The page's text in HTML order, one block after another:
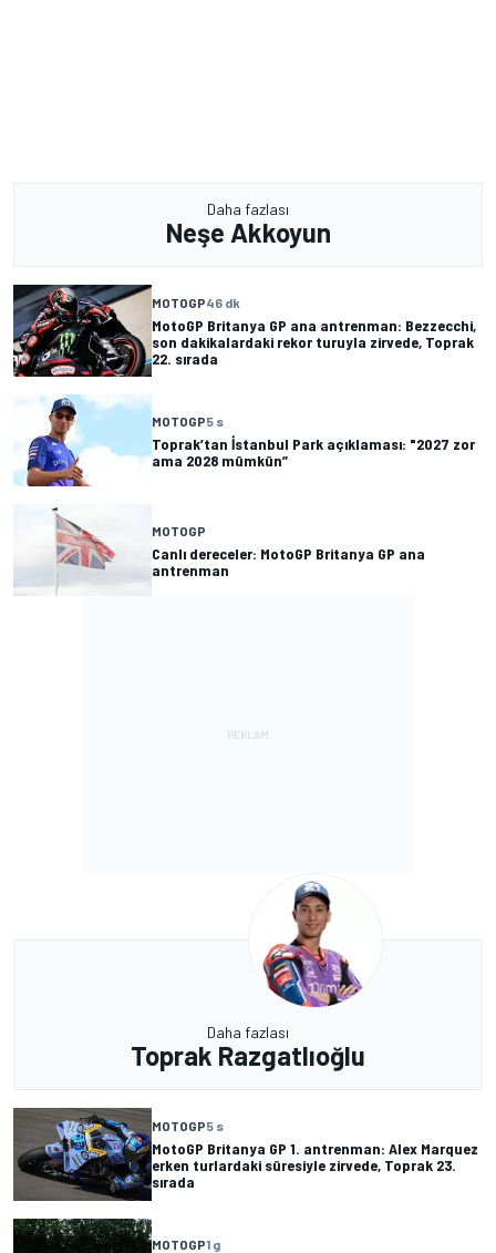
Daha fazlası
Neşe Akkoyun
MOTOGP46 dk
MotoGP Britanya GP ana antrenman: Bezzecchi,
son dakikalardaki rekor turuyla zirvede, Toprak
22. sırada
MOTOGP5 s
Toprak’tan İstanbul Park açıklaması: "2027 zor
ama 2028 mümkün”
MOTOGP
Canlı dereceler: MotoGP Britanya GP ana
antrenman
Daha fazlası
Toprak Razgatlıoğlu
MOTOGP5 s
MotoGP Britanya GP 1. antrenman: Alex Marquez
erken turlardaki süresiyle zirvede, Toprak 23.
sırada
MOTOGP1 g